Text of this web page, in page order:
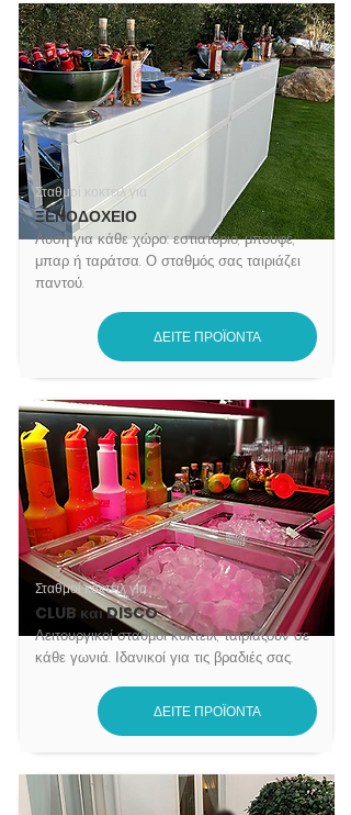
Σταθμοί κοκτέιλ για
ΞΕΝΟΔΟΧΕΙΟ
Λύση για κάθε χώρο: εστιατόριο, μπουφέ,
μπαρ ή ταράτσα. Ο σταθμός σας ταιριάζει
παντού.
ΔΕΙΤΕ ΠΡΟΪΟΝΤΑ
Σταθμοί κοκτέιλ για
CLUB και DISCO
Λειτουργικοί σταθμοί κοκτέιλ, ταιριάζουν σε
κάθε γωνιά. Ιδανικοί για τις βραδιές σας.
ΔΕΙΤΕ ΠΡΟΪΟΝΤΑ